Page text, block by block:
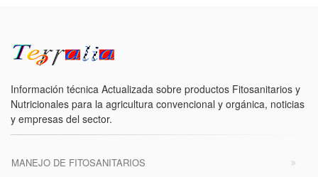
Información técnica Actualizada sobre productos Fitosanitarios y
Nutricionales para la agricultura convencional y orgánica, noticias
y empresas del sector.
MANEJO DE FITOSANITARIOS